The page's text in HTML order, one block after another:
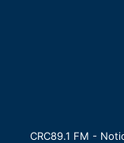
CRC89.1 FM -